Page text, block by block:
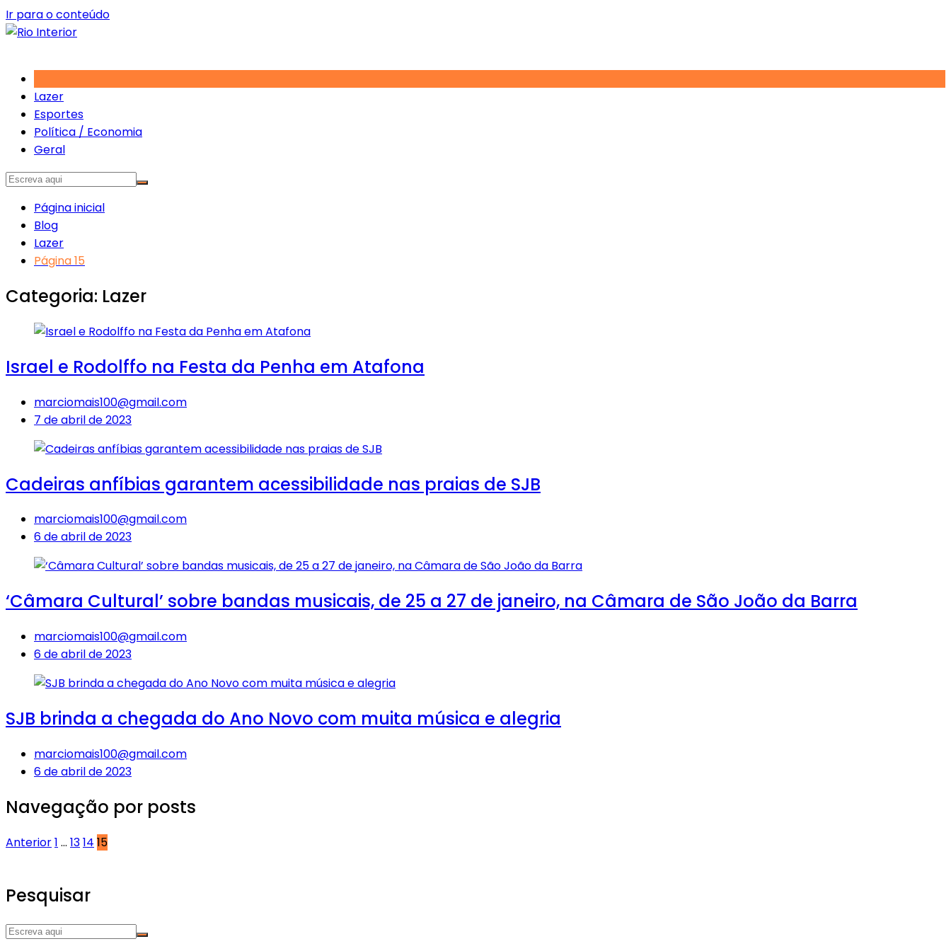
Ir para o conteúdo
Lazer
Esportes
Política / Economia
Geral
Página inicial
Blog
Lazer
Página 15
Categoria: Lazer
Israel e Rodolffo na Festa da Penha em Atafona
marciomais100@gmail.com
7 de abril de 2023
Cadeiras anfíbias garantem acessibilidade nas praias de SJB
marciomais100@gmail.com
6 de abril de 2023
‘Câmara Cultural’ sobre bandas musicais, de 25 a 27 de janeiro, na Câmara de São João da Barra
marciomais100@gmail.com
6 de abril de 2023
SJB brinda a chegada do Ano Novo com muita música e alegria
marciomais100@gmail.com
6 de abril de 2023
Navegação por posts
Anterior1 … 1314 15
Pesquisar